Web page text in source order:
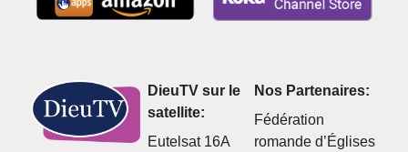
DieuTV sur le
satellite:
Eutelsat 16A
Nos Partenaires:
Fédération
romande d’Églises